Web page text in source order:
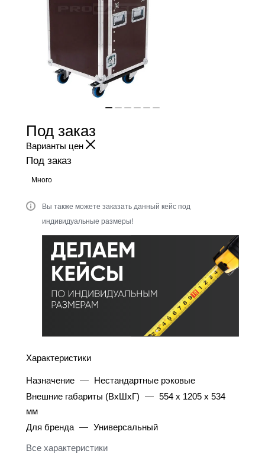
Под заказ
Варианты цен
Под заказ
Много
Вы также можете заказать данный кейс под
индивидуальные размеры!
Характеристики
Назначение — Нестандартные рэковые
Внешние габариты (ВхШхГ) — 554 x 1205 x 534
мм
Для бренда — Универсальный
Все характеристики